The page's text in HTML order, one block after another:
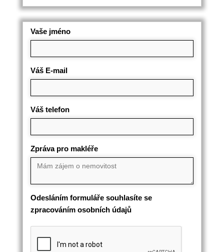
Vaše jméno
Váš E-mail
Váš telefon
Zpráva pro makléře
Odesláním formuláře souhlasíte se
zpracováním osobních údajů